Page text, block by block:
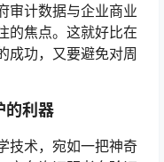
审计数据与企业商业
的焦点。这就好比在
成功，又要避免对周
的利器
技术，宛如一把神奇